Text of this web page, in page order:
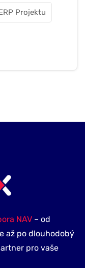
Projektu
NAV – od
až po dlouhodobý
pro vaše